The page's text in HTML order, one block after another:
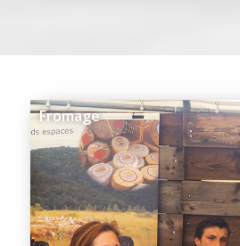
Fromage